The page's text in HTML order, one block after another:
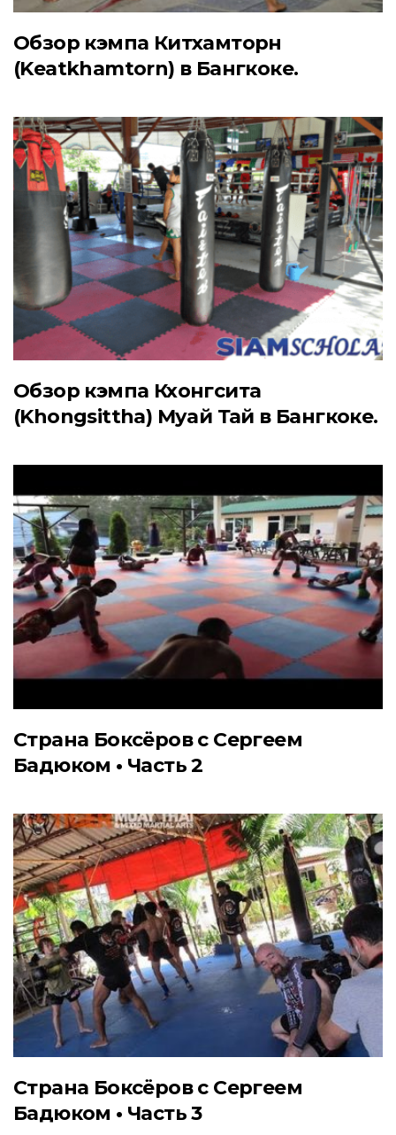
Обзор кэмпа Китхамторн
(Keatkhamtorn) в Бангкоке.
Обзор кэмпа Кхонгсита
(Khongsittha) Муай Тай в Бангкоке.
Страна Боксёров с Сергеем
Бадюком • Часть 2
Страна Боксёров с Сергеем
Бадюком • Часть 3